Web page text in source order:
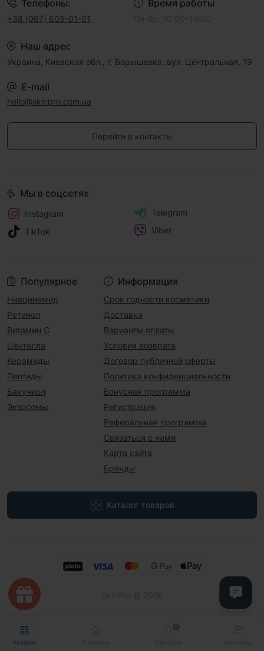
Каталог
Телефоны:
+38 (067) 605-01-01
Время работы
Наш адрес
Украина, Киевская обл., г. Барышевка, вул. Центральная, 19
E-mail
hello@skinpro.com.ua
Перейти в контакты
Популярное
Ниацинамид
Ретинол
Витамин С
Центелла
Керамиды
Пептиды
Бакучиол
Экзосомы
Информация
Срок годности косметики
Доставка
Варианты оплаты
Условия возврата
Договор публичной оферты
Политика конфиденциальности
Бонусная программа
Регистрация
Реферальная программа
Связаться с нами
Карта сайта
Бренды
Каталог товаров
Мы в соцсетях
Instagram
TikTok
Telegram
Viber